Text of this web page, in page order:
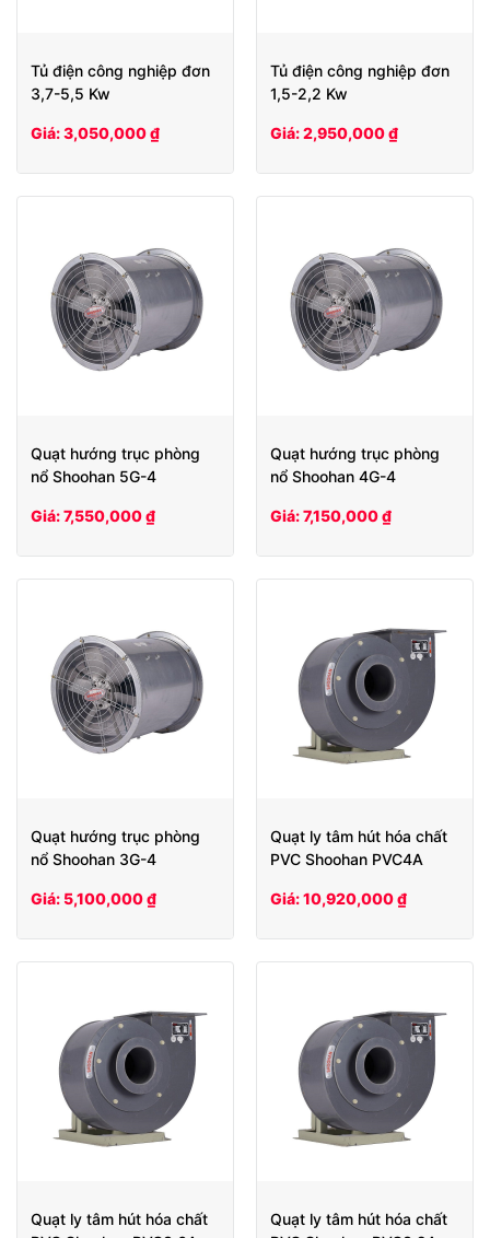
Tủ điện công nghiệp đơn
3,7-5,5 Kw
Giá: 3,050,000 ₫
Tủ điện công nghiệp đơn
1,5-2,2 Kw
Giá: 2,950,000 ₫
Quạt hướng trục phòng
nổ Shoohan 5G-4
Giá: 7,550,000 ₫
Quạt hướng trục phòng
nổ Shoohan 4G-4
Giá: 7,150,000 ₫
Quạt hướng trục phòng
nổ Shoohan 3G-4
Giá: 5,100,000 ₫
Quạt ly tâm hút hóa chất
PVC Shoohan PVC4A
Giá: 10,920,000 ₫
Quạt ly tâm hút hóa chất
Quạt ly tâm hút hóa chất